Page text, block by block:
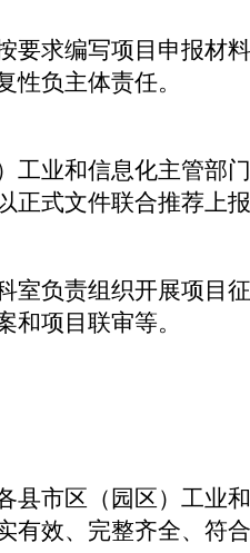
要求编写项目申报
性负主体责任。
工业和信息化主管
正式文件联合推荐上
室负责组织开展项
和项目联审等。
县市区（园区）工
有效、完整齐全、符